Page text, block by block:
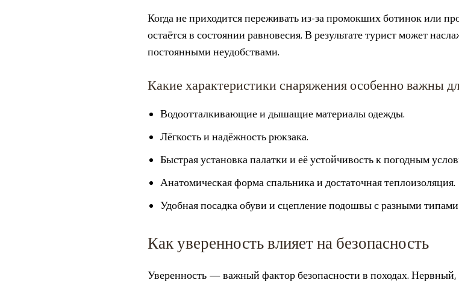
Когда не приходится переживать из-за промокших ботинок или
остаётся в состоянии равновесия. В результате турист может
постоянными неудобствами.
Какие характеристики снаряжения особенно важны
Водоотталкивающие и дышащие материалы одежды.
Лёгкость и надёжность рюкзака.
Быстрая установка палатки и её устойчивость к погодным
Анатомическая форма спальника и достаточная теплоизоляция.
Удобная посадка обуви и сцепление подошвы с разными
Как уверенность влияет на безопасность
Уверенность — важный фактор безопасности в походах.